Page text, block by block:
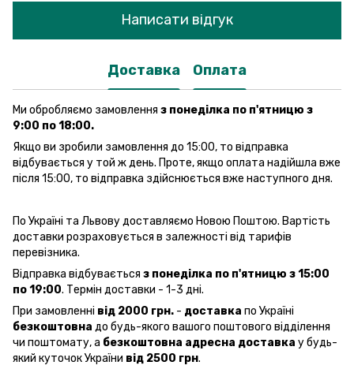
Написати відгук
Доставка Оплата
Ми обробляємо замовлення з понеділка по п'ятницю з
9:00 по 18:00.
Якщо ви зробили замовлення до 15:00, то відправка
відбувається у той ж день. Проте, якщо оплата надійшла вже
після 15:00, то відправка здійснюється вже наступного дня.
По Україні та Львову доставляємо Новою Поштою. Вартість
доставки розраховується в залежності від тарифів
перевізника.
Відправка відбувається з понеділка по п'ятницю з 15:00
по 19:00. Термін доставки - 1-3 дні.
При замовленні від 2000 грн. - доставка по Україні
безкоштовна до будь-якого вашого поштового відділення
чи поштомату, а безкоштовна адресна доставка у будь-
який куточок України від 2500 грн.